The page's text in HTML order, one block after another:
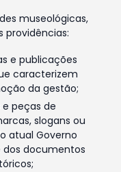
museológicas,
providências:
e publicações
caracterizem
da gestão;
peças de
slogans ou
atual Governo
dos documentos